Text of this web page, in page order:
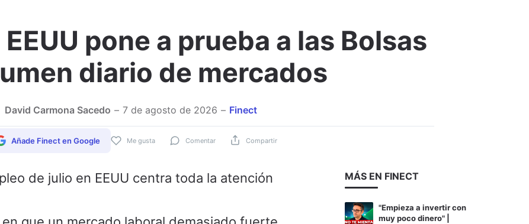
Adjuntar imagen Comentar
pone a prueba a las Bolsas
diario de mercados
David Carmona Sacedo 7 de agosto de 2026 Finect
Me gusta Comentar Compartir
Añade Finect en Google
de julio en EEUU centra toda la atención
MÁS EN FINECT
"Empieza a invertir con
muy poco dinero" |